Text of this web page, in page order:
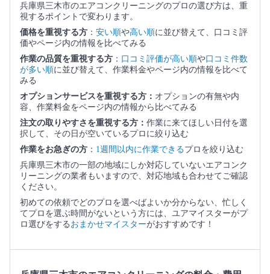
兵庫県三木市のエアコンクリーニングのプロの選び方は、重
視するポイントで変わります。
価格を重視する方 ： 安い順や高い順に並び替えて、口コミ評
価やページ内の情報を比べてみる
作業の品質を重視する方 ： 口コミ評価が高い順や口コミ件数
が多い順に並び替えて、作業料金やページ内の情報を比べて
みる
オプションサービスを重視する方： オプションの有無や内
容、作業料金をページ内の情報から比べてみる
注文の取りやすさを重視する方： 作業に来てほしい日付を選
択して、その日が空いているプロに絞り込む
作業をお急ぎの方 ： 1週間以内に作業できるプロを絞り込む
兵庫県三木市の一部の地域にしか対応していないエアコンク
リーニングの業者もいますので、対応地域も合わせてご確認
ください。
初めての依頼でどのプロを選べばよいか分からない、忙しく
てプロを選ぶ時間がないという方には、ユアマイスターがプ
ロ選びをする おまかせマイスターがおすすめです！